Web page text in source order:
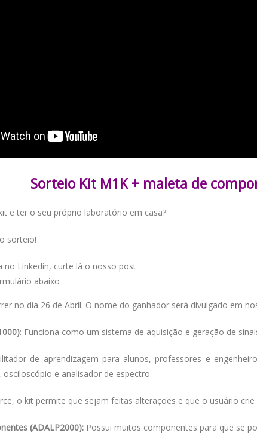
Sorteio Kit M1K + maleta de
e ter o seu próprio laboratório em casa?
sorteio!
no Linkedin, curte lá o nosso post
abaixo
no dia 26 de Abril. O nome do ganhador será divulgado em
: Funciona como um sistema de aquisição e geração de
de aprendizagem para alunos, professores e
osciloscópio e analisador de espectro.
o kit permite que sejam feitas alterações e que o usuário
(ADALP2000): Possui muitos componentes para que se